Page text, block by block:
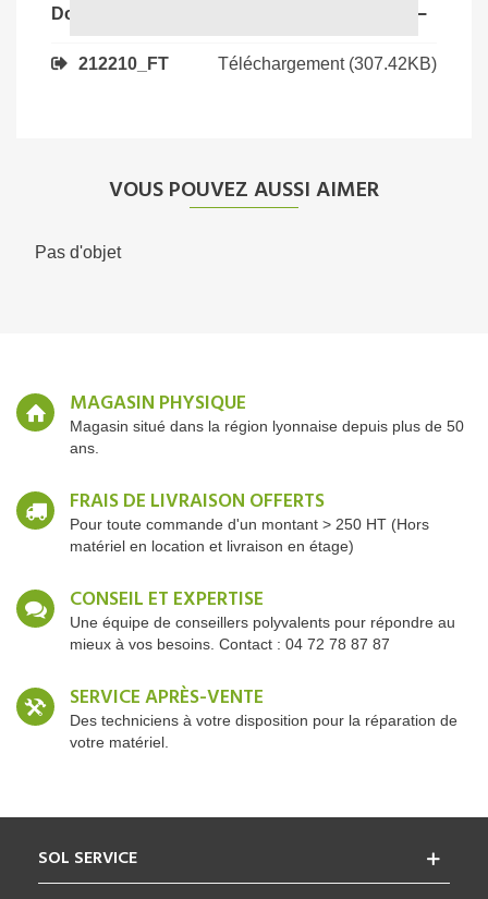
Documents joints
212210_FT Téléchargement (307.42KB)
VOUS POUVEZ AUSSI AIMER
Pas d'objet
MAGASIN PHYSIQUE
Magasin situé dans la région lyonnaise depuis plus de 50
ans.
FRAIS DE LIVRAISON OFFERTS
Pour toute commande d'un montant > 250 HT (Hors
matériel en location et livraison en étage)
CONSEIL ET EXPERTISE
Une équipe de conseillers polyvalents pour répondre au
mieux à vos besoins. Contact : 04 72 78 87 87
SERVICE APRÈS-VENTE
Des techniciens à votre disposition pour la réparation de
votre matériel.
SOL SERVICE